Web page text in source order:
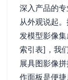
深入产品的
从外观说起
发模型影像
索引表]，我
展具图影像
作面板是便